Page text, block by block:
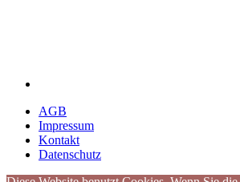
AGB
Impressum
Kontakt
Datenschutz